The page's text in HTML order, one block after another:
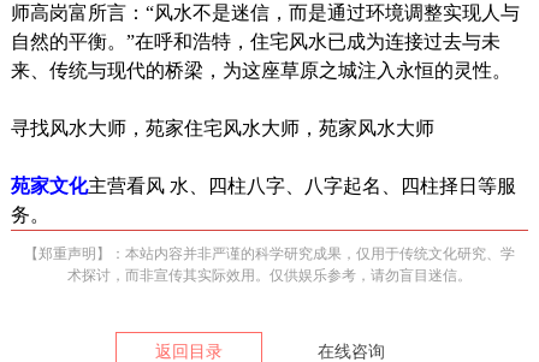
师高岗富所言：“风水不是迷信，而是通过环境调整实现人与
自然的平衡。”在呼和浩特，住宅风水已成为连接过去与未
来、传统与现代的桥梁，为这座草原之城注入永恒的灵性。
寻找风水大师，苑家住宅风水大师，苑家风水大师
苑家文化主营看风 水、四柱八字、八字起名、四柱择日等服
务。
【郑重声明】：本站内容并非严谨的科学研究成果，仅用于传统文化研究、学
术探讨，而非宣传其实际效用。仅供娱乐参考，请勿盲目迷信。
返回目录 在线咨询